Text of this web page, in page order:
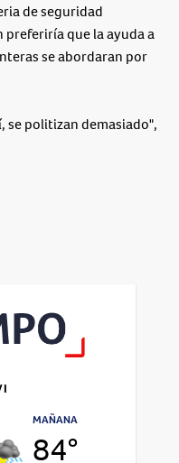
de seguridad
que la ayuda a
se abordaran por
se politizan demasiado",
MAÑANA
84°